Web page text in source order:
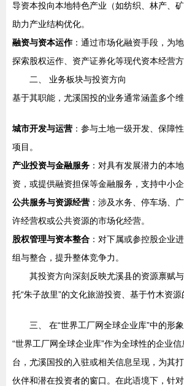
导资本投向本地特色产业（如纺织、林产、
助力产业结构优化。
融资与资本运作：通过市场化融资手段，为
探索股权运作、资产证券化等现代资本经营方
二、 业务板块与投资方向
基于其职能，尤溪国投的业务通常涵盖多个维
城市开发与运营 ：参与土地一级开发、保障
项目。
产业投资与金融服务 ：对具有发展潜力的本
资，或提供融资担保等金融服务，支持中小企
公共服务与资源经营 ：涉及水务、停车场、
许经营权或公共资源的市场化经营。
股权管理与资本整合 ：对下属或参控股企业
组与整合，提升整体竞争力。
其投资方向深刻反映尤溪县的资源禀赋
托“朱子故里”的文化旅游投资、基于竹木资源
三、 在“世界工厂网全球企业库”中的形
“世界工厂网全球企业库”作为全球性的企业
台，尤溪国投的入驻或相关信息呈现，为其
伙伴和潜在投资者的窗口。在此语境下，针